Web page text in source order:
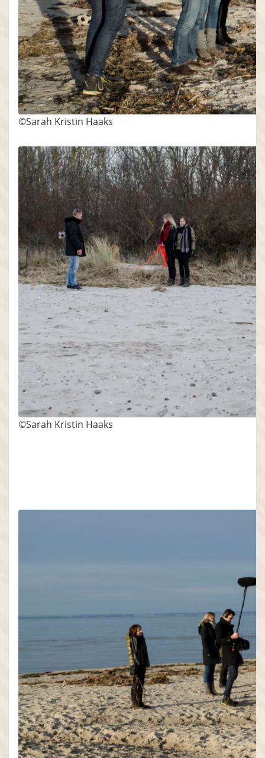
©Sarah Kristin Haaks
©Sarah Kristin Haaks